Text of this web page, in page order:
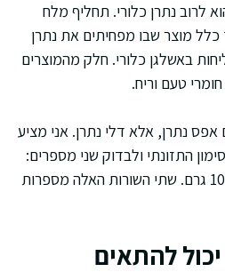
לרוב נתרן כלורי. תחליף מלח
מוצר שבו מפחיתים את נתרן
באשלגן כלורי. חלק מהמוצרים
טעם וריח.
אפס נתרן, אלא דלי נתרן. אני מציע
התזונתי ולבדוק שני מספרים:
נתרן ל 100 גרם, ואשלגן ל 100 גרם. שתי השורות האלה מספרות
להתאים